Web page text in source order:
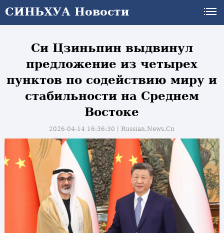
СИНЬХУА Новости
СИНЬХУА Новости
Си Цзиньпин выдвинул
предложение из четырех
пунктов по содействию миру и
стабильности на Среднем
Востоке
2026-04-14 16:36:30丨Russian.News.Cn